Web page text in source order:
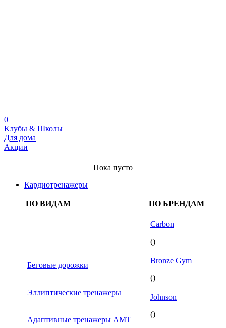
0
Клубы & Школы
Для дома
Акции
Пока пусто
Кардиотренажеры
ПО ВИДАМ ПО БРЕНДАМ
Беговые дорожки
Эллиптические тренажеры
Адаптивные тренажеры AMT
Carbon
()
Bronze Gym
()
Johnson
()